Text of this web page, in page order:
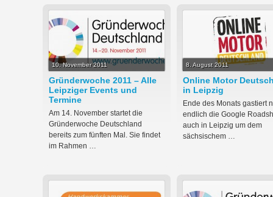
10. November 2011
Gründerwoche 2011 – Alle
Leipziger Events und
Termine
Am 14. November startet die
Gründerwoche Deutschland
bereits zum fünften Mal. Sie findet
im Rahmen …
8. August 2011
Online Motor
in Leipzig
Ende des Monats gastiert
endlich die Google
auch in Leipzig um dem
sächsischem …